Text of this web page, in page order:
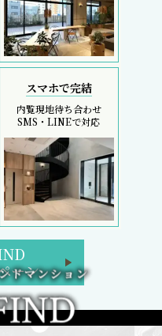
スマホで完結
内覧現地待ち合わせ
SMS・LINEで対応
ーン